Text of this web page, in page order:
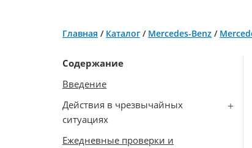
Главная / Каталог / Mercedes-Benz /
Содержание
Введение
Действия в чрезвычайных
ситуациях
Ежедневные проверки и